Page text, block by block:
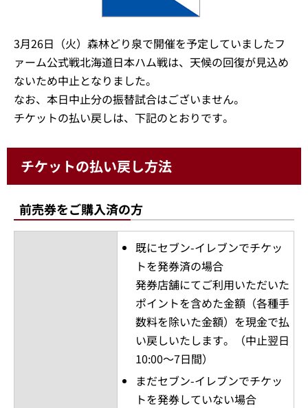
3月26日（火）森林どり泉で開催を予定していましたフ
ァーム公式戦北海道日本ハム戦は、天候の回復が見込め
ないため中止となりました。
なお、本日中止分の振替試合はございません。
チケットの払い戻しは、下記のとおりです。
チケットの払い戻し方法
前売券をご購入済の方
既にセブン-イレブンでチケッ
トを発券済の場合
発券店舗にてご利用いただいた
ポイントを含めた金額（各種手
数料を除いた金額）を現金で払
い戻しいたします。（中止翌日
10:00～7日間）
まだセブン-イレブンでチケッ
トを発券していない場合